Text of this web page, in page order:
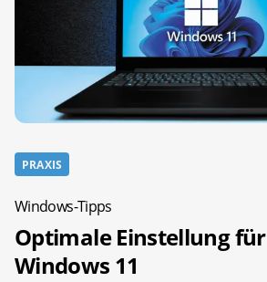
PRAXIS
Windows-Tipps
Optimale Einstellung für
Windows 11